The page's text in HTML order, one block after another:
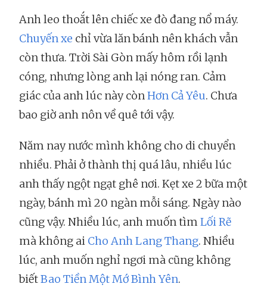
Anh leo thoắt lên chiếc xe đò đang nổ máy.
Chuyến xe chỉ vừa lăn bánh nên khách vẫn
còn thưa. Trời Sài Gòn mấy hôm rồi lạnh
cóng, nhưng lòng anh lại nóng ran. Cảm
giác của anh lúc này cònHơn Cả Yêu. Chưa
bao giờ anh nôn về quê tới vậy.
Năm nay nước mình không cho di chuyển
nhiều. Phải ở thành thị quá lâu, nhiều lúc
anh thấy ngột ngạt ghê nơi. Kẹt xe 2 bữa một
ngày, bánh mì 20 ngàn mỗi sáng. Ngày nào
cũng vậy. Nhiều lúc, anh muốn tìm Lối Rẽ
mà không ai Cho Anh Lang Thang. Nhiều
lúc, anh muốn nghỉ ngơi mà cũng không
biếtBao Tiền Một Mớ Bình Yên.